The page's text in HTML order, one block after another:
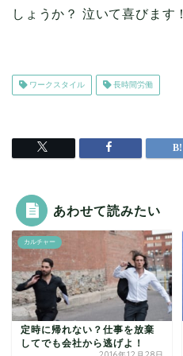
しょうか？ 泣いて喜びます！
ワークスタイル 長時間労働
あわせて読みたい
カルチャー
定時に帰れない？仕事を放棄
してでも会社から逃げよ！